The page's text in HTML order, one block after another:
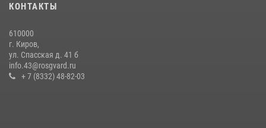
В Кирове и Кирово-Чепецке росгвардейцы задержали
подозреваемых в хулиганстве
19 июля 2026, 07:00
КОНТАКТЫ
610000
г. Киров,
ул. Спасская д. 41 б
info.43@rosgvard.ru
+ 7 (8332) 48-82-03